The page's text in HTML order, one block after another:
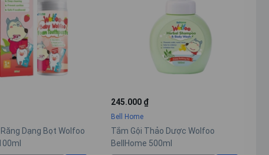
Dạng Bọt Wolfoo
245.000 ₫
Bell Home
Tắm Gội Thảo Dược Wolfoo
BellHome 500ml